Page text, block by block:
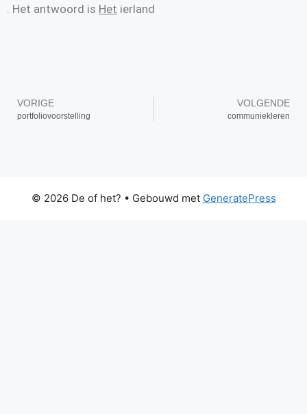
. Het antwoord is Het ierland
VORIGE
portfoliovoorstelling
VOLGENDE
communiekleren
© 2026 De of het? • Gebouwd met GeneratePress